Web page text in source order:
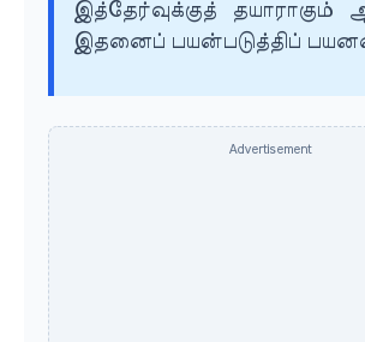
இத்தேர்வுக்குத் தயாராகும்
இதனைப் பயன்படுத்திப்